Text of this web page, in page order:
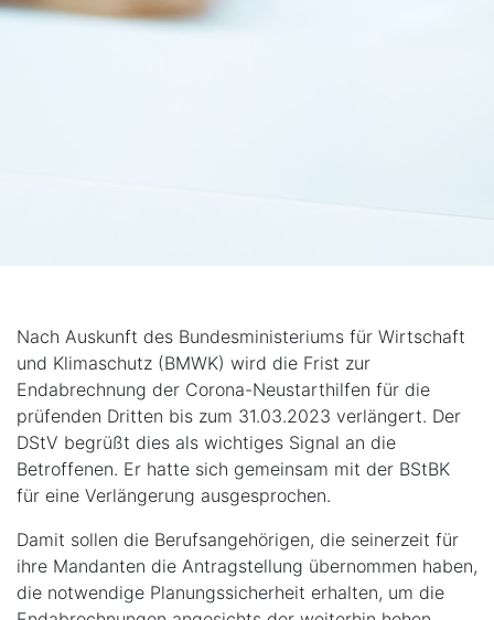
Nach Auskunft des Bundesministeriums für Wirtschaft
und Klimaschutz (BMWK) wird die Frist zur
Endabrechnung der Corona-Neustarthilfen für die
prüfenden Dritten bis zum 31.03.2023 verlängert. Der
DStV begrüßt dies als wichtiges Signal an die
Betroffenen. Er hatte sich gemeinsam mit der BStBK
für eine Verlängerung ausgesprochen.
Damit sollen die Berufsangehörigen, die seinerzeit für
ihre Mandanten die Antragstellung übernommen haben,
die notwendige Planungssicherheit erhalten, um die